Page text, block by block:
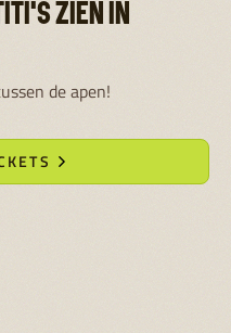
ZIEN IN
de apen!